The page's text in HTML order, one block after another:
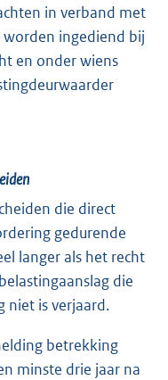
in verband met
ingediend bij
en onder wiens
die direct
gedurende
langer als het recht
die
niet is verjaard.
betrekking
minste drie jaar na